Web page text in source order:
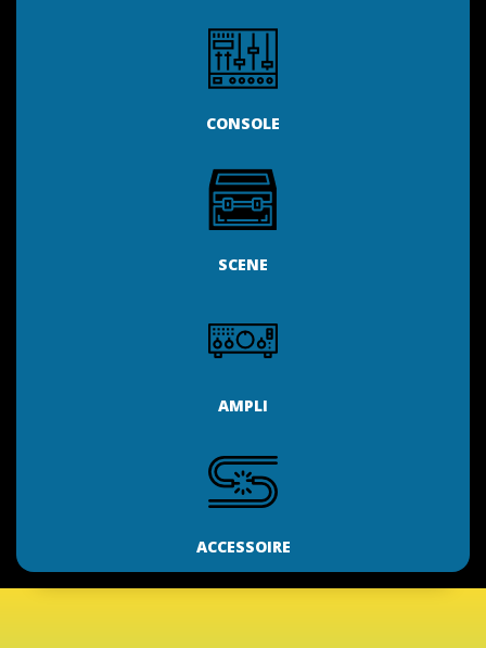
CONSOLE
SCENE
AMPLI
ACCESSOIRE